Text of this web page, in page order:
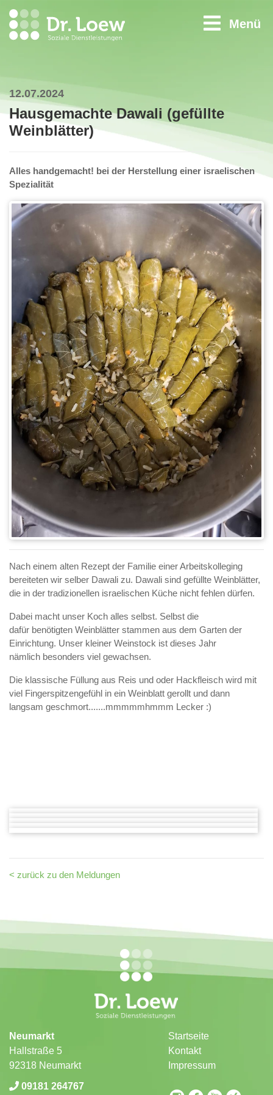
Menü
12.07.2024
Hausgemachte Dawali (gefüllte
Weinblätter)
Alles handgemacht! bei der Herstellung einer israelischen
Spezialität
Nach einem alten Rezept der Familie einer Arbeitskolleging
bereiteten wir selber Dawali zu. Dawali sind gefüllte Weinblätter,
die in der tradizionellen israelischen Küche nicht fehlen dürfen.
Dabei macht unser Koch alles selbst. Selbst die
dafür benötigten Weinblätter stammen aus dem Garten der
Einrichtung. Unser kleiner Weinstock ist dieses Jahr
nämlich besonders viel gewachsen.
Die klassische Füllung aus Reis und oder Hackfleisch wird mit
viel Fingerspitzengefühl in ein Weinblatt gerollt und dann
langsam geschmort.......mmmmmhmmm Lecker :)
< zurück zu den Meldungen
Neumarkt
Hallstraße 5
92318 Neumarkt
09181 264767
Startseite
Kontakt
Impressum